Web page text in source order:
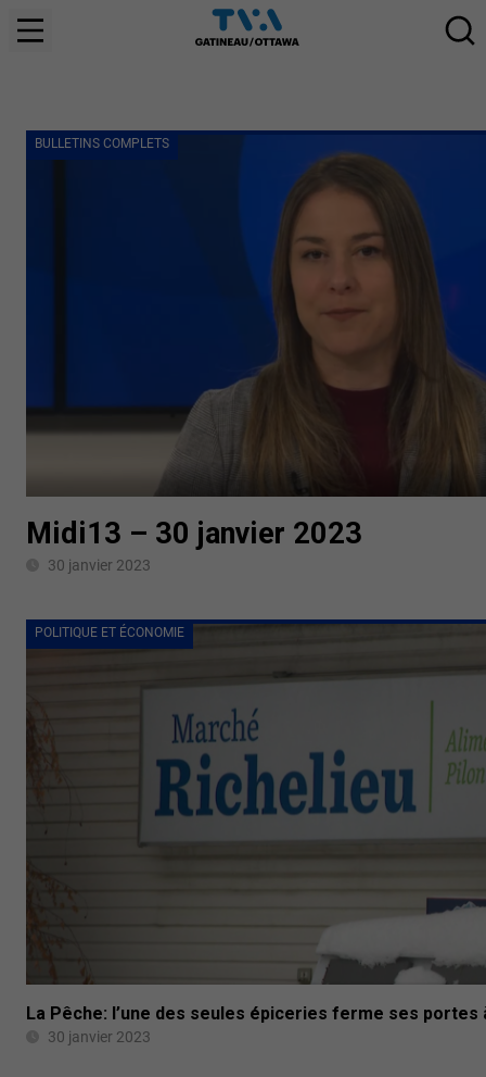
BULLETINS COMPLETS
Midi13 – 30 janvier 2023
30 janvier 2023
POLITIQUE ET ÉCONOMIE
La Pêche: l’une des seules épiceries ferme ses portes
30 janvier 2023